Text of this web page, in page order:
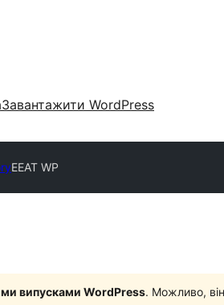
Завантажити WordPress
EEAT WP
випусками WordPress. Можливо,